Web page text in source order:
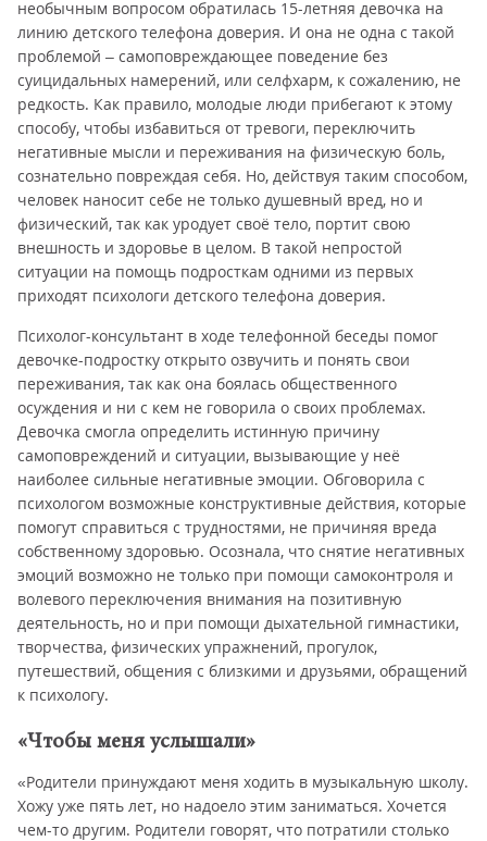
необычным вопросом обратилась 15-летняя девочка на
линию детского телефона доверия. И она не одна с такой
проблемой – самоповреждающее поведение без
суицидальных намерений, или селфхарм, к сожалению, не
редкость. Как правило, молодые люди прибегают к этому
способу, чтобы избавиться от тревоги, переключить
негативные мысли и переживания на физическую боль,
сознательно повреждая себя. Но, действуя таким способом,
человек наносит себе не только душевный вред, но и
физический, так как уродует своё тело, портит свою
внешность и здоровье в целом. В такой непростой
ситуации на помощь подросткам одними из первых
приходят психологи детского телефона доверия.
Психолог-консультант в ходе телефонной беседы помог
девочке-подростку открыто озвучить и понять свои
переживания, так как она боялась общественного
осуждения и ни с кем не говорила о своих проблемах.
Девочка смогла определить истинную причину
самоповреждений и ситуации, вызывающие у неё
наиболее сильные негативные эмоции. Обговорила с
психологом возможные конструктивные действия, которые
помогут справиться с трудностями, не причиняя вреда
собственному здоровью. Осознала, что снятие негативных
эмоций возможно не только при помощи самоконтроля и
волевого переключения внимания на позитивную
деятельность, но и при помощи дыхательной гимнастики,
творчества, физических упражнений, прогулок,
путешествий, общения с близкими и друзьями, обращений
к психологу.
«Чтобы меня услышали»
«Родители принуждают меня ходить в музыкальную школу.
Хожу уже пять лет, но надоело этим заниматься. Хочется
чем-то другим. Родители говорят, что потратили столько